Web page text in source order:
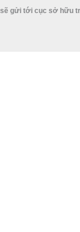
gửi tới cục sở hữu